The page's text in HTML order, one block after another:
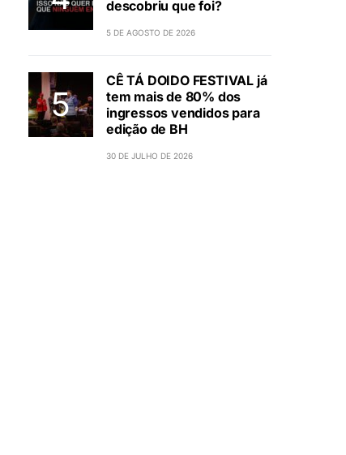
descobriu que foi?
5 DE AGOSTO DE 2026
CÊ TÁ DOIDO FESTIVAL já
tem mais de 80% dos
ingressos vendidos para
edição de BH
30 DE JULHO DE 2026